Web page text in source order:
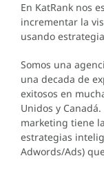
En KatRank nos
incrementar la
usando
Somos una
una decada de
exitosos en
Unidos y
marketing tiene
estrategias
Adwords/Ads)